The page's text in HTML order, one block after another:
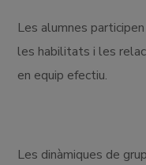
Les alumnes
les habilitats i les
en equip efectiu.
Les dinàmiques de